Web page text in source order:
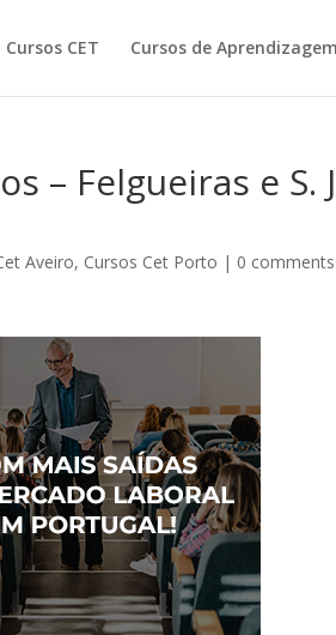
Cursos CET Cursos de Aprendizagem
– Felgueiras e S.
Aveiro, Cursos Cet Porto | 0 comments